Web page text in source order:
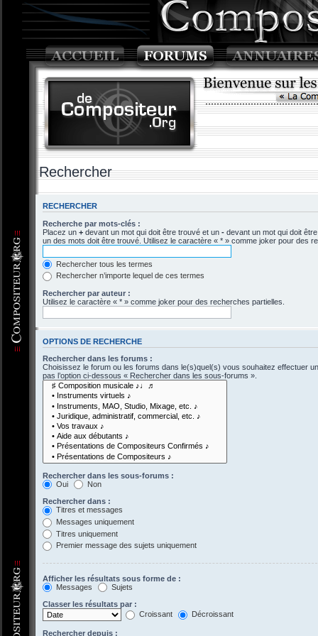
Rechercher
RECHERCHER
Recherche par mots-clés :
Placez un + devant un mot qui doit être trouvé et un - devant un mot qui doit
un des mots doit être trouvé. Utilisez le caractère « * » comme joker pour des
Rechercher tous les termes
Rechercher n’importe lequel de ces termes
Rechercher par auteur :
Utilisez le caractère « * » comme joker pour des recherches partielles.
OPTIONS DE RECHERCHE
Rechercher dans les forums :
Choisissez le forum ou les forums dans le(s)quel(s) vous souhaitez effectuer
pas l’option ci-dessous « Rechercher dans les sous-forums ».
Rechercher dans les sous-forums :
Oui
Non
Rechercher dans :
Titres et messages
Messages uniquement
Titres uniquement
Premier message des sujets uniquement
Afficher les résultats sous forme de :
Messages
Sujets
Classer les résultats par :
Croissant
Décroissant
Rechercher depuis :